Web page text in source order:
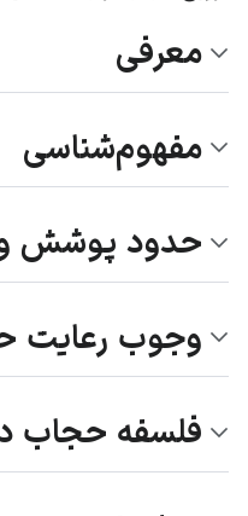
معرفی
مفهوم‌شناسی
حدود پوشش
وجوب رعایت
فلسفه حجاب